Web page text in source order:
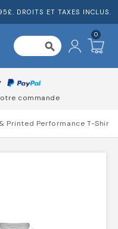
DROITS ET TAXES INCLUS.
search
0
commande
Printed Performance T-Shirt